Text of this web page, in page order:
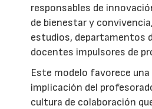
responsables de
de bienestar y
estudios, departamentos
docentes impulsores de
Este modelo favorece
implicación del
cultura de colaboración